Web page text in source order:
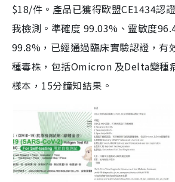
$18/件。產品已獲得歐盟CE1434認
我檢測。準確度 99.03%、靈敏度
99.8%，已經通過臨床實驗認證，有
種毒株，包括Omicron 及Delta變種
樣本，15分鐘知結果。